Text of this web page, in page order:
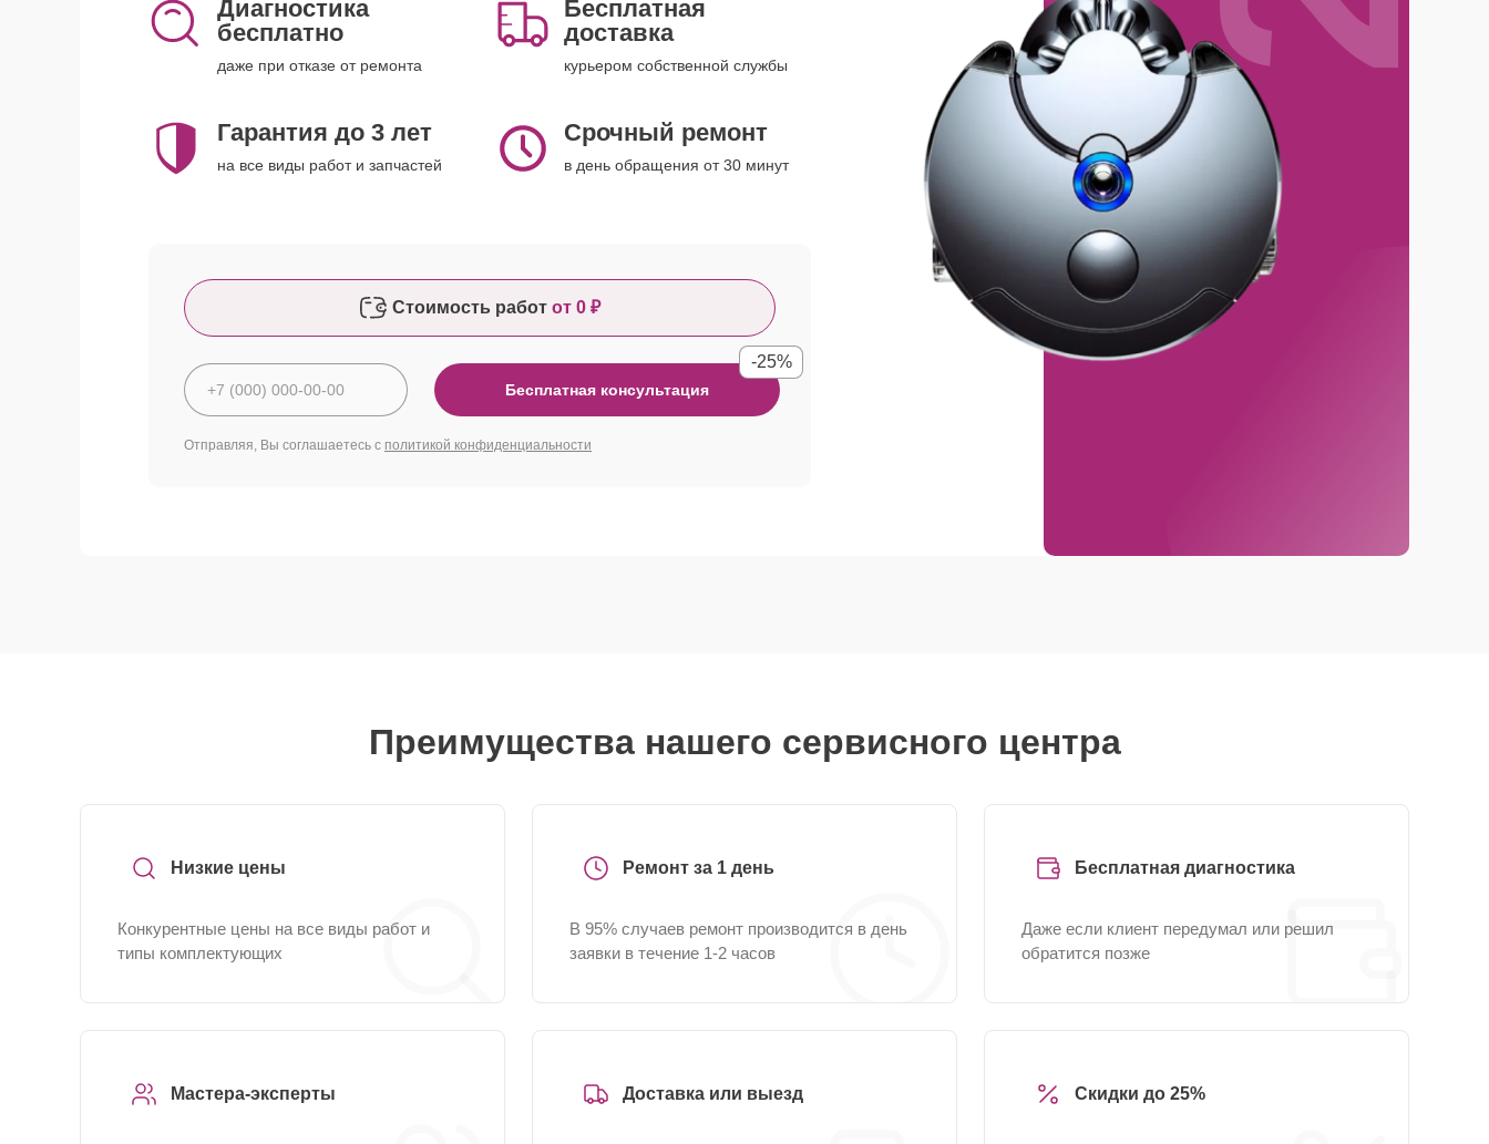
Диагностика
бесплатно
даже при отказе от ремонта
Бесплатная
доставка
курьером собственной службы
Гарантия до 3 лет
на все виды работ и запчастей
Срочный ремонт
в день обращения от 30 минут
Стоимость работ от 0 ₽
Бесплатная консультация
-25%
Отправляя, Вы соглашаетесь с политикой конфиденциальности
Преимущества нашего сервисного центра
Низкие цены
Конкурентные цены на все виды работ и
типы комплектующих
Ремонт за 1 день
В 95% случаев ремонт производится в день
заявки в течение 1-2 часов
Бесплатная диагностика
Даже если клиент передумал или решил
обратится позже
Мастера-эксперты Доставка или выезд Скидки до 25%